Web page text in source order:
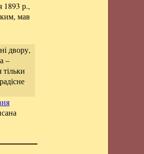
1893 р.,
мав
двору,
–